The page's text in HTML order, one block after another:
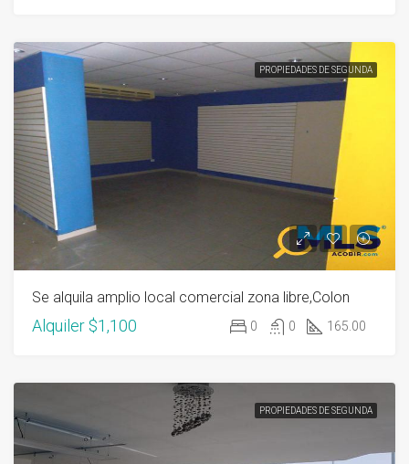
PROPIEDADES DE SEGUNDA
Se alquila amplio local comercial zona libre,Colon
Alquiler $1,100 0 0 165.00
PROPIEDADES DE SEGUNDA